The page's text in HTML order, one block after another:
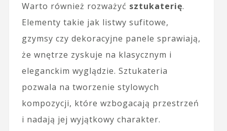
Warto również rozważyć sztukaterię.
Elementy takie jak listwy sufitowe,
gzymsy czy dekoracyjne panele sprawiają,
że wnętrze zyskuje na klasycznym i
eleganckim wyglądzie. Sztukateria
pozwala na tworzenie stylowych
kompozycji, które wzbogacają przestrzeń
i nadają jej wyjątkowy charakter.